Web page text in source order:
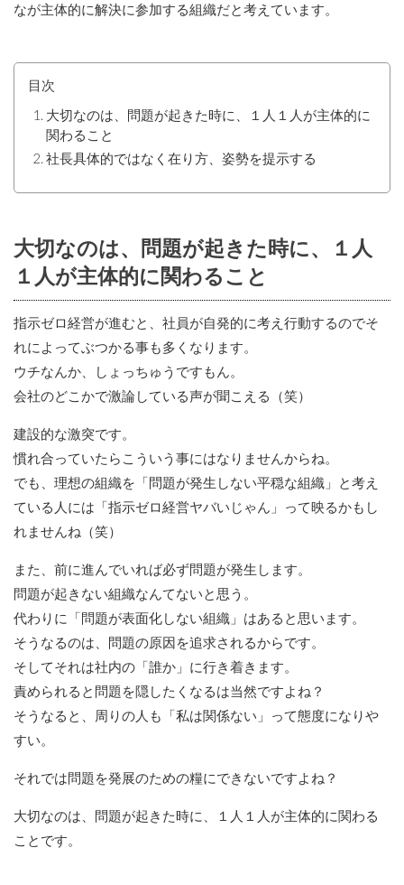
なが主体的に解決に参加する組織だと考えています。
目次
大切なのは、問題が起きた時に、１人１人が主体的に
関わること
社長具体的ではなく在り方、姿勢を提示する
大切なのは、問題が起きた時に、１人
１人が主体的に関わること
指示ゼロ経営が進むと、社員が自発的に考え行動するのでそ
れによってぶつかる事も多くなります。
ウチなんか、しょっちゅうですもん。
会社のどこかで激論している声が聞こえる（笑）
建設的な激突です。
慣れ合っていたらこういう事にはなりませんからね。
でも、理想の組織を「問題が発生しない平穏な組織」と考え
ている人には「指示ゼロ経営ヤバいじゃん」って映るかもし
れませんね（笑）
また、前に進んでいれば必ず問題が発生します。
問題が起きない組織なんてないと思う。
代わりに「問題が表面化しない組織」はあると思います。
そうなるのは、問題の原因を追求されるからです。
そしてそれは社内の「誰か」に行き着きます。
責められると問題を隠したくなるは当然ですよね？
そうなると、周りの人も「私は関係ない」って態度になりや
すい。
それでは問題を発展のための糧にできないですよね？
大切なのは、問題が起きた時に、１人１人が主体的に関わる
ことです。